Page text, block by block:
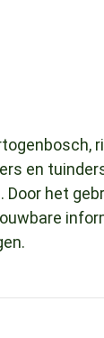
en
het